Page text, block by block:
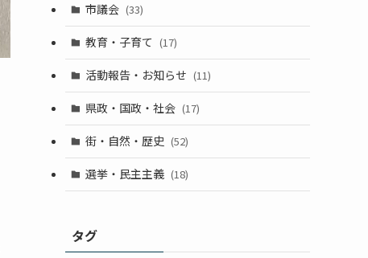
市議会 (33)
教育・子育て (17)
活動報告・お知らせ (11)
県政・国政・社会 (17)
街・自然・歴史 (52)
選挙・民主主義 (18)
タグ